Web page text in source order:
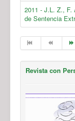
2011 - J.L. Z., F.
de Sentencia
Revista con